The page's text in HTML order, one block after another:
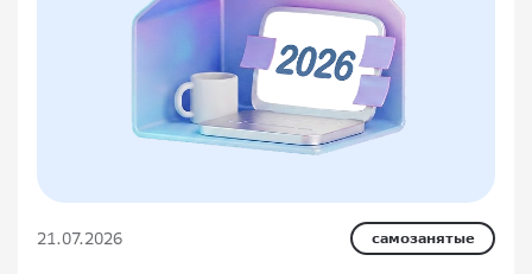
21.07.2026 самозанятые